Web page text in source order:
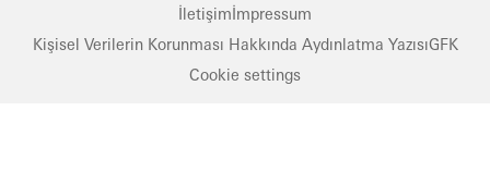
İletişimİmpressum
Kişisel Verilerin Korunması Hakkında Aydınlatma YazısıGFK
Cookie settings